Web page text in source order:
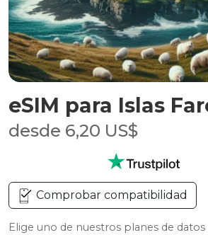
eSIM para Islas
desde 6,20 US$
Comprobar compatibilidad
Elige uno de nuestros planes de